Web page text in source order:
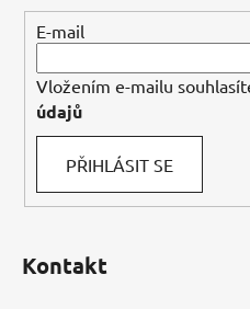
E-mail
Vložením e-mailu
údajů
PŘIHLÁSIT SE
Kontakt